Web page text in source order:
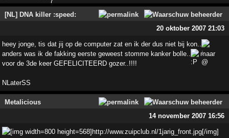
[NL] DNA killer :speed:
20 oktober 2007 21:03
heey jonge, tis dat jij op de computer zat en ik der dus niet bij kon..
anders was ik de fakking eerste geweest stomme kanker bolle..
maar
voor de 3de keer GEFELICITEERD gozer..!!!!
NLaterSS
Metalicious
14 november 2007 16:56